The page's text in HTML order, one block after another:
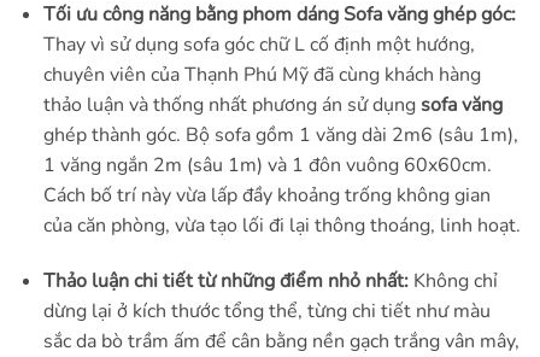
Tối ưu công năng bằng phom dáng Sofa văng ghép góc:
Thay vì sử dụng sofa góc chữ L cố định một hướng,
chuyên viên của Thạnh Phú Mỹ đã cùng khách hàng
thảo luận và thống nhất phương án sử dụngsofa văng
ghép thành góc. Bộ sofa gồm 1 văng dài 2m6 (sâu 1m),
1 văng ngắn 2m (sâu 1m) và 1 đôn vuông 60x60cm.
Cách bố trí này vừa lấp đầy khoảng trống không gian
của căn phòng, vừa tạo lối đi lại thông thoáng, linh hoạt.
Thảo luận chi tiết từ những điểm nhỏ nhất:Không chỉ
dừng lại ở kích thước tổng thể, từng chi tiết như màu
sắc da bò trầm ấm để cân bằng nền gạch trắng vân mây,